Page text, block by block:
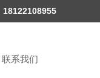
18122108955
联系我们